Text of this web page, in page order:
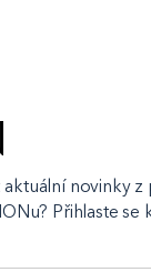
aktuální novinky
Přihlaste